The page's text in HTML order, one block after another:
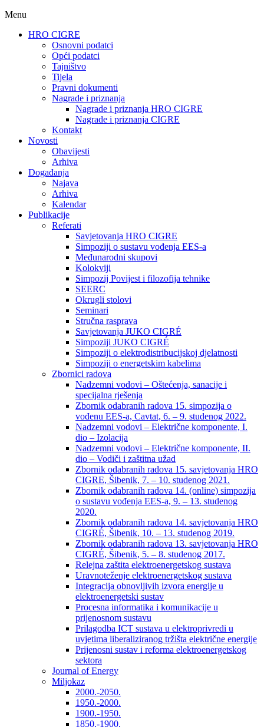
Menu
HRO CIGRE
Osnovni podatci​
Opći podatci
Tajništvo
Tijela
Pravni dokumenti
Nagrade i priznanja
Nagrade i priznanja HRO CIGRE
Nagrade i priznanja CIGRE
Kontakt
Novosti
Obavijesti
Arhiva
Događanja
Najava
Arhiva
Kalendar
Publikacije
Referati
Savjetovanja HRO CIGRE
Simpoziji o sustavu vođenja EES-a
Međunarodni skupovi
Kolokviji​
Simpozij Povijest i filozofija tehnike
SEERC
Okrugli stolovi
Seminari​
Stručna rasprava​
Savjetovanja JUKO CIGRÉ
Simpoziji JUKO CIGRÉ
Simpoziji o elektrodistribucijskoj djelatnosti
Simpoziji o energetskim kabelima
Zbornici radova
Nadzemni vodovi – Oštećenja, sanacije i
specijalna rješenja
Zbornik odabranih radova 15. simpozija o
vođenu EES-a, Cavtat, 6. – 9. studenog 2022.
Nadzemni vodovi – Električne komponente, I.
dio – Izolacija
Nadzemni vodovi – Električne komponente, II.
dio – Vodiči i zaštitna užad
Zbornik odabranih radova 15. savjetovanja HRO
CIGRE, Šibenik, 7. – 10. studenog 2021.
Zbornik odabranih radova 14. (online) simpozija
o sustavu vođenja EES-a, 9. – 13. studenog
2020.
Zbornik odabranih radova 14. savjetovanja HRO
CIGRÉ, Šibenik, 10. – 13. studenog 2019.
Zbornik odabranih radova 13. savjetovanja HRO
CIGRÉ, Šibenik, 5. – 8. studenog 2017.
Relejna zaštita elektroenergetskog sustava
Uravnoteženje elektroenergetskog sustava
Integracija obnovljivih izvora energije u
elektroenergetski sustav
Procesna informatika i komunikacije u
prijenosnom sustavu
Prilagodba ICT sustava u elektroprivredi u
uvjetima liberaliziranog tržišta električne energije
Prijenosni sustav i reforma elektroenergetskog
sektora
Journal of Energy
Miljokaz
2000.-2050.
1950.-2000.
1900.-1950.
1850.-1900.